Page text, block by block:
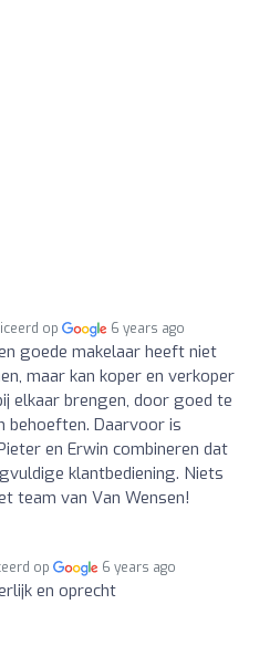
op 6 years ago
goede makelaar heeft niet
maar kan koper en verkoper
elkaar brengen, door goed te
behoeften. Daarvoor is
en Erwin combineren dat
klantbediening. Niets
team van Van Wensen!
op 6 years ago
en oprecht